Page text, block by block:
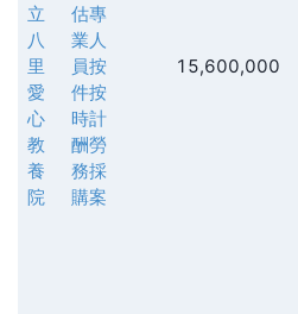
立
八
里
愛
心
教
養
院
估專
業人
員按
件按
時計
酬勞
務採
購案
15,600,000